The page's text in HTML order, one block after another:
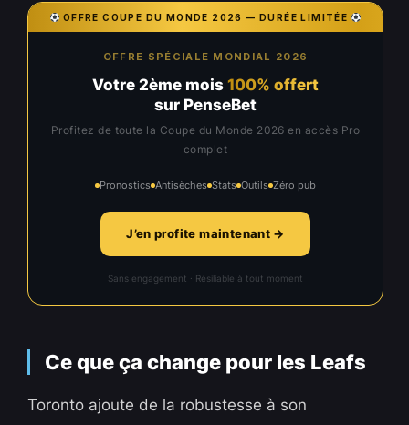
OFFRE COUPE DU MONDE 2026 — DURÉE LIMITÉE
OFFRE SPÉCIALE MONDIAL 2026
Votre 2ème mois 100% offert
sur PenseBet
Profitez de toute la Coupe du Monde 2026 en accès Pro
complet
Pronostics Antisèches Stats Outils Zéro pub
J’en profite maintenant →
Sans engagement · Résiliable à tout moment
Ce que ça change pour les Leafs
Toronto ajoute de la robustesse à son